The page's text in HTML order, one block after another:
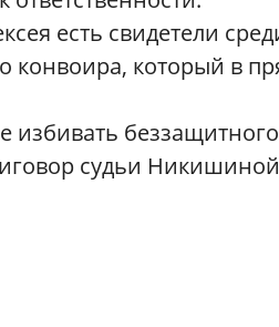
есть свидетели
конвоира, который в
судьи